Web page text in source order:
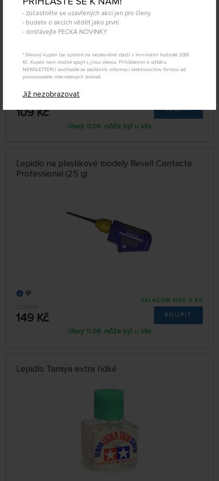
- zúčastněte se uzavřených akcí jen pro členy
- budete o akcích vědět jako první
- dostávejte PECKA NOVINKY
* Slevový kupón lze uplatnit na nezlevněné zboží v minimální hodnotě 2000
Kč. Kupón není možné spojit s jinou slevou. Přihlášením k odběru
NEWSLETTERU souhlasíte se zasíláním informací elektronickou formou od
provozovatele internetových stránek.
Již nezobrazovat
109 Kč KOUPIT
Úterý 11.08. může být u Vás
Lepidlo na plastikové modely Revell Contacta
Professional (25 g)
339604
149 Kč
SKLADEM NAD 5 KS
KOUPIT
Úterý 11.08. může být u Vás
Lepidlo Tamiya extra řídké